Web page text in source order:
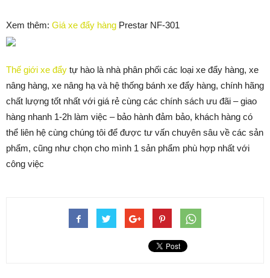
Xem thêm: Giá xe đẩy hàng Prestar NF-301
Thế giới xe đẩy tự hào là nhà phân phối các loại xe đẩy hàng, xe
nâng hàng, xe nâng hạ và hệ thống bánh xe đẩy hàng, chính hãng
chất lượng tốt nhất với giá rẻ cùng các chính sách ưu đãi – giao
hàng nhanh 1-2h làm việc – bảo hành đảm bảo, khách hàng có
thể liên hệ cùng chúng tôi để được tư vấn chuyên sâu về các sản
phẩm, cũng như chọn cho mình 1 sản phẩm phù hợp nhất với
công việc